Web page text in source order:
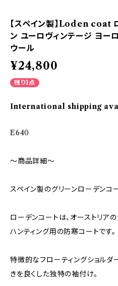
【スペイン製】Loden coat
ン ユーロヴィンテージ ヨ
ウール
¥24,800
残り1点
International shipping
E640
～商品詳細～
スペイン製のグリーンローデンコー
ローデンコートは、オーストリア
ハンティング用の防寒コートです。
特徴的なフローティングショル
きを良くした独特の袖付け。